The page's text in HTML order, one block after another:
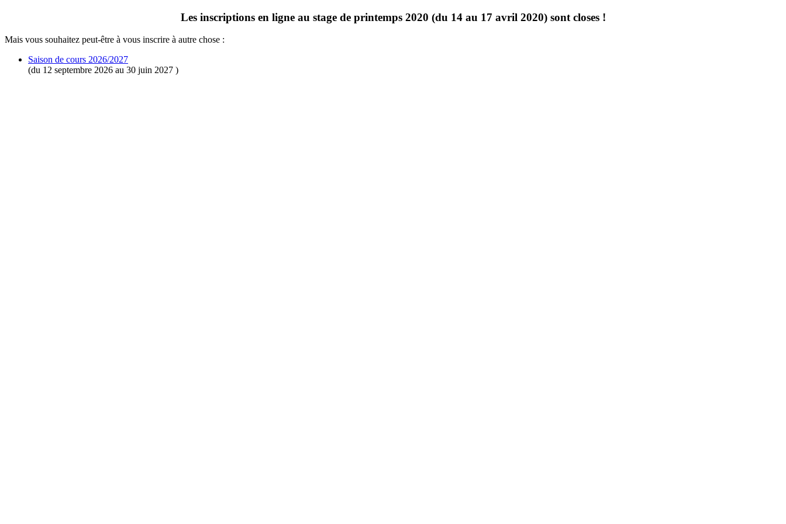
Les inscriptions en ligne au stage de printemps 2020 (du 14 au 17 avril 2020) sont closes !
Mais vous souhaitez peut-être à vous inscrire à autre chose :
Saison de cours 2026/2027
(du 12 septembre 2026 au 30 juin 2027 )